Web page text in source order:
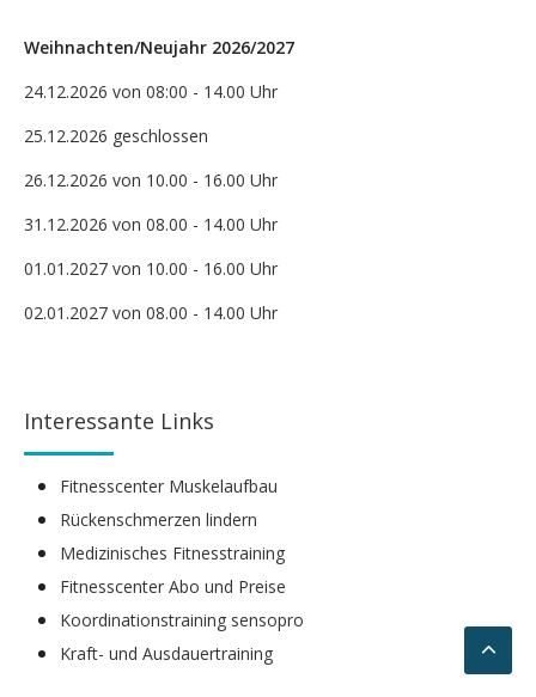
Weihnachten/Neujahr 2026/2027
24.12.2026 von 08:00 - 14.00 Uhr
25.12.2026 geschlossen
26.12.2026 von 10.00 - 16.00 Uhr
31.12.2026 von 08.00 - 14.00 Uhr
01.01.2027 von 10.00 - 16.00 Uhr
02.01.2027 von 08.00 - 14.00 Uhr
Interessante Links
Fitnesscenter Muskelaufbau
Rückenschmerzen lindern
Medizinisches Fitnesstraining
Fitnesscenter Abo und Preise
Koordinationstraining sensopro
Kraft- und Ausdauertraining